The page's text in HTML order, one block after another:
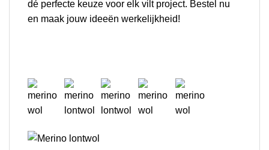
dé perfecte keuze voor elk vilt project. Bestel nu
en maak jouw ideeën werkelijkheid!